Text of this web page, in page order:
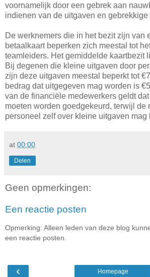
voornamelijk door een gebrek aan
indienen van de uitgaven en
De werknemers die in het bezit zijn van
betaalkaart beperken zich meestal tot
teamleiders. Het gemiddelde kaartbezit
Bij degenen die kleine uitgaven door
zijn deze uitgaven meestal beperkt tot
bedrag dat uitgegeven mag worden is
van de financiële medewerkers geldt
moeten worden goedgekeurd, terwijl de
personeel zelf over kleine uitgaven mag
at 00:00
Delen
Geen opmerkingen:
Een reactie posten
Opmerking: Alleen leden van deze blog
een reactie posten.
‹ Homepage